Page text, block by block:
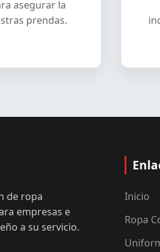
asegurar la
prendas.
de ropa
empresas e
a su servicio.
Inicio
Ropa